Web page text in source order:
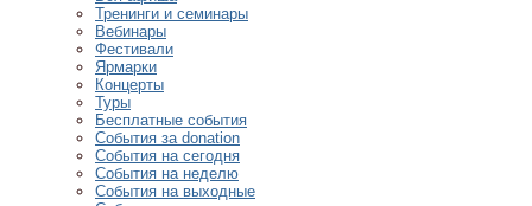
Тренинги и семинары
Вебинары
Фестивали
Ярмарки
Концерты
Туры
Бесплатные события
События за donation
События на сегодня
События на неделю
События на выходные